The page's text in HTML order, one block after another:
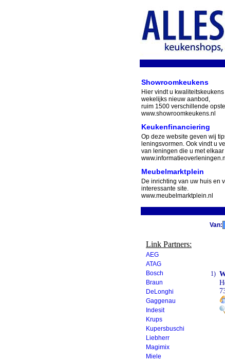
Showroomkeukens
Hier vindt u
wekelijks nieuw aanbod,
ruim 1500 verschillende
www.showroomkeukens.nl
Keukenfinanciering
Op deze website geven wij
leningsvormen. Ook vindt u
van leningen die u met
www.informatieoverleningen.nl
Meubelmarktplein
De inrichting van uw huis en
interessante site.
www.meubelmarktplein.nl
Link Partners:
AEG
ATAG
Bosch
Braun
DeLonghi
Gaggenau
Indesit
Krups
Kupersbuschi
Liebherr
Magimix
Miele
Van:
1)